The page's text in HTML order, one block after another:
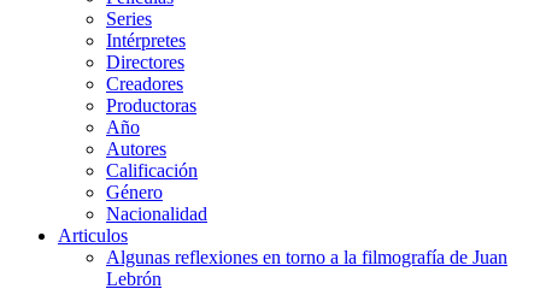
Series
Intérpretes
Directores
Creadores
Productoras
Año
Autores
Calificación
Género
Nacionalidad
Articulos
Algunas reflexiones en torno a la filmografía de Juan
Lebrón